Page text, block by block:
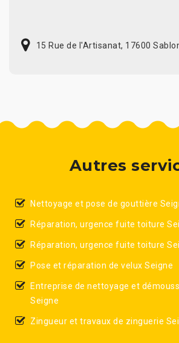
15 Rue de l'Artisanat, 17600
Autres
Nettoyage et pose de gouttière
Réparation, urgence fuite toiture
Réparation, urgence fuite toiture
Pose et réparation de velux Seigne
Entreprise de nettoyage et
Seigne
Zingueur et travaux de zinguerie